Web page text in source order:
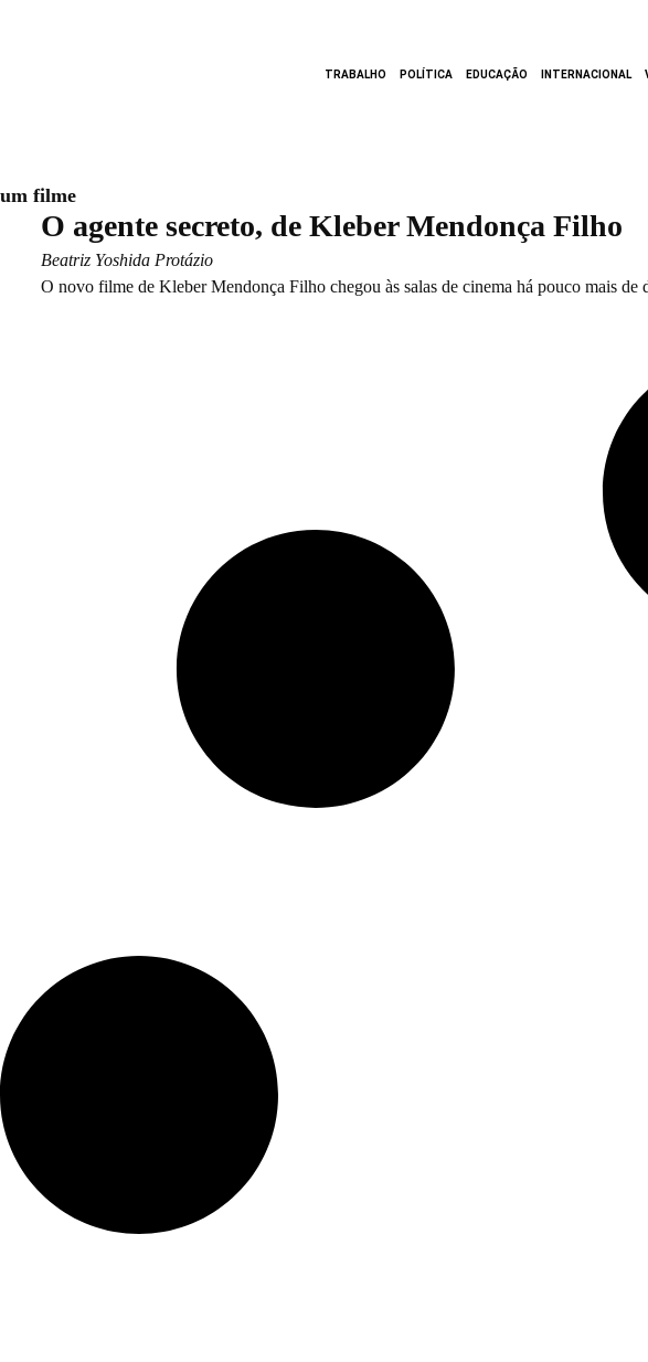
TRABALHO POLÍTICA EDUCAÇÃO INTERNACIONAL
um filme
O agente secreto, de Kleber Mendonça Filho
Beatriz Yoshida Protázio
O novo filme de Kleber Mendonça Filho chegou às salas de cinema há pouco mais